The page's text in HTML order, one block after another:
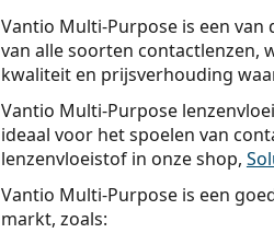
Vantio Multi-Purpose is een
van alle soorten contactlenzen,
kwaliteit en prijsverhouding
Vantio Multi-Purpose
ideaal voor het spoelen van
lenzenvloeistof in onze shop,
Vantio Multi-Purpose is een
markt, zoals: